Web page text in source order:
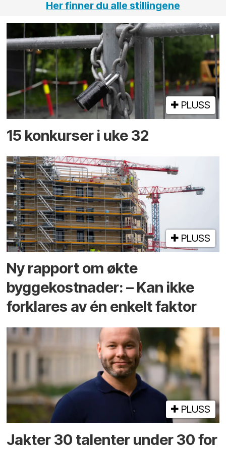
Her finner du alle stillingene
PLUSS
15 konkurser i uke 32
PLUSS
Ny rapport om økte
byggekostnader: – Kan ikke
forklares av én enkelt faktor
PLUSS
Jakter 30 talenter under 30 for